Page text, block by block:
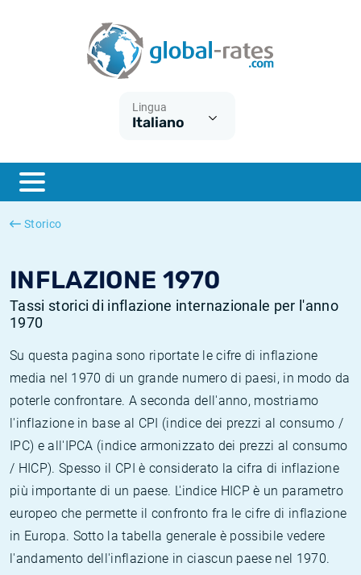
Lingua
Italiano
Storico
INFLAZIONE 1970
Tassi storici di inflazione internazionale per l'anno
1970
Su questa pagina sono riportate le cifre di inflazione
media nel 1970 di un grande numero di paesi, in modo da
poterle confrontare. A seconda dell'anno, mostriamo
l'inflazione in base al CPI (indice dei prezzi al consumo /
IPC) e all'IPCA (indice armonizzato dei prezzi al consumo
/ HICP). Spesso il CPI è considerato la cifra di inflazione
più importante di un paese. L'indice HICP è un parametro
europeo che permette il confronto fra le cifre di inflazione
in Europa. Sotto la tabella generale è possibile vedere
l'andamento dell'inflazione in ciascun paese nel 1970.
ESTER
SONIA
Cos'è l'inflazione CPI?
Cos'è l'inflazione HICP?
Inflazione Italia
Inflazione Stati Uniti
Tassi storici Euribor
Tassi storici di SONIA
Tassi storici di TONAR
Calcolatore dell’inflazione